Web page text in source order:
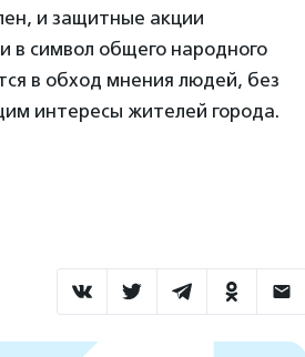
и защитные акции
в символ общего народного
в обход мнения людей, без
интересы жителей города.